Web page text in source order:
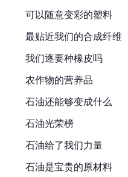
可以随意变彩的塑料
最贴近我们的合成纤维
我们逐要种橡皮吗
农作物的营养品
石油还能够变成什么
石油光荣榜
石油给了我们力量
石油是宝贵的原材料